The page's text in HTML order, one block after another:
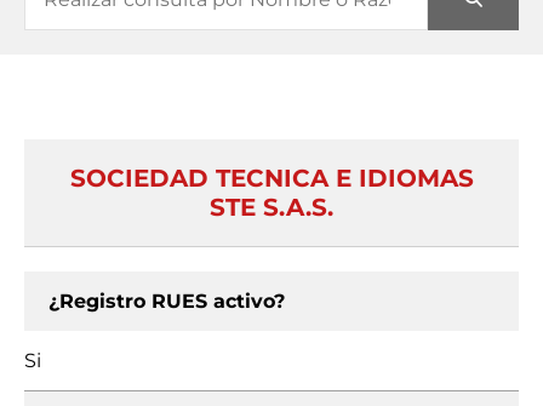
SOCIEDAD TECNICA E IDIOMAS
STE S.A.S.
¿Registro RUES activo?
Si